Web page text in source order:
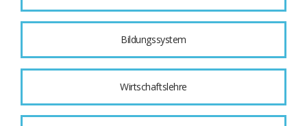
Bildungssystem
Wirtschaftslehre